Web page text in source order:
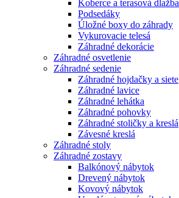
Koberce a terasová dlažba
Podsedáky
Úložné boxy do záhrady
Vykurovacie telesá
Záhradné dekorácie
Záhradné osvetlenie
Záhradné sedenie
Záhradné hojdačky a siete
Záhradné lavice
Záhradné lehátka
Záhradné pohovky
Záhradné stoličky a kreslá
Závesné kreslá
Záhradné stoly
Záhradné zostavy
Balkónový nábytok
Drevený nábytok
Kovový nábytok